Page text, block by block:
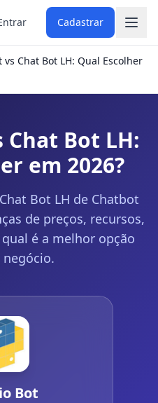
Cadastrar
vs Chat Bot LH: Qual Escolher
Bot LH:
em 2026?
Bot LH de Chatbot
de preços, recursos,
é a melhor opção
negócio.
Bot